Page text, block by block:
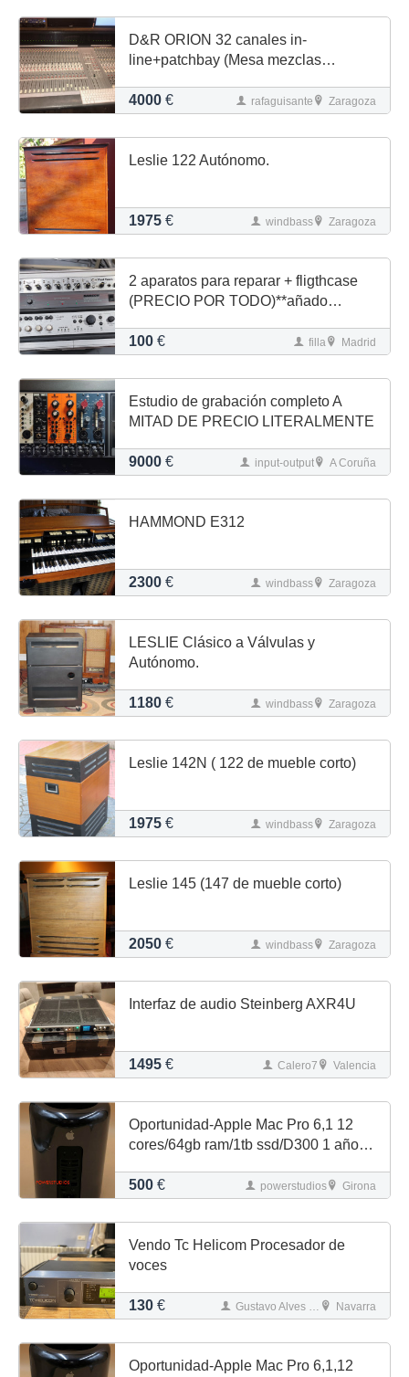
D&R ORION 32 canales in-
line+patchbay (Mesa mezclas
4000 € rafaguisante Zaragoza
Leslie 122 Autónomo.
1975 € windbass Zaragoza
2 aparatos para reparar + fligthcase
(PRECIO POR TODO)**añado
100 € filla Madrid
Estudio de grabación completo A
MITAD DE PRECIO LITERALMENTE
9000 € input-output A Coruña
HAMMOND E312
2300 € windbass Zaragoza
LESLIE Clásico a Válvulas y
Autónomo.
1180 € windbass Zaragoza
Leslie 142N ( 122 de mueble corto)
1975 € windbass Zaragoza
Leslie 145 (147 de mueble corto)
2050 € windbass Zaragoza
Interfaz de audio Steinberg AXR4U
1495 € Calero7 Valencia
Oportunidad-Apple Mac Pro 6,1 12
cores/64gb ram/1tb ssd/D300 1 año
500 € powerstudios Girona
Vendo Tc Helicom Procesador de
voces
130 € Gustavo Alves da Silva Navarra
Oportunidad-Apple Mac Pro 6,1,12